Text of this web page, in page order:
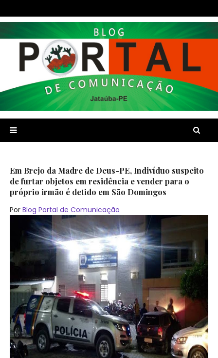
Em Brejo da Madre de Deus-PE, Indivíduo suspeito
de furtar objetos em residência e vender para o
próprio irmão é detido em São Domingos
Por Blog Portal de Comunicação